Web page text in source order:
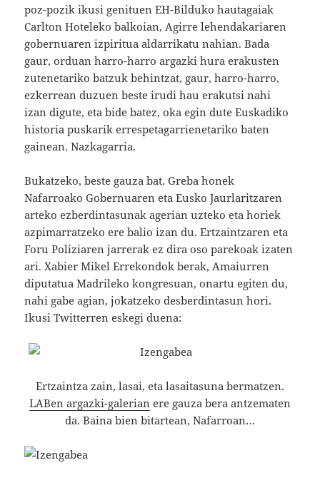
poz-pozik ikusi genituen EH-Bilduko hautagaiak
Carlton Hoteleko balkoian, Agirre lehendakariaren
gobernuaren izpiritua aldarrikatu nahian. Bada
gaur, orduan harro-harro argazki hura erakusten
zutenetariko batzuk behintzat, gaur, harro-harro,
ezkerrean duzuen beste irudi hau erakutsi nahi
izan digute, eta bide batez, oka egin dute Euskadiko
historia puskarik errespetagarrienetariko baten
gainean. Nazkagarria.
Bukatzeko, beste gauza bat. Greba honek
Nafarroako Gobernuaren eta Eusko Jaurlaritzaren
arteko ezberdintasunak agerian uzteko eta horiek
azpimarratzeko ere balio izan du. Ertzaintzaren eta
Foru Poliziaren jarrerak ez dira oso parekoak izaten
ari. Xabier Mikel Errekondok berak, Amaiurren
diputatua Madrileko kongresuan, onartu egiten du,
nahi gabe agian, jokatzeko desberdintasun hori.
Ikusi Twitterren eskegi duena:
Ertzaintza zain, lasai, eta lasaitasuna bermatzen.
LABen argazki-galerian ere gauza bera antzematen
da. Baina bien bitartean, Nafarroan…